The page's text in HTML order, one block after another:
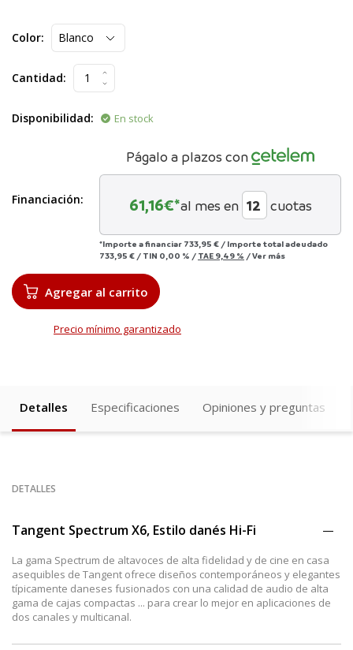
Color:
Cantidad:
Disponibilidad: En stock
Financiación:
Págalo a plazos con
61,16€*al mes en cuotas
*Importe a financiar 733,95 € / Importe total adeudado
733,95 € / TIN 0,00 % / TAE 9,49 % /Ver más
Agregar al carrito
Precio mínimo garantizado
Detalles Especificaciones Opiniones y preguntas
DETALLES
Tangent Spectrum X6, Estilo danés Hi-Fi
La gama Spectrum de altavoces de alta fidelidad y de cine en casa
asequibles de Tangent ofrece diseños contemporáneos y elegantes
típicamente daneses fusionados con una calidad de audio de alta
gama de cajas compactas ... para crear lo mejor en aplicaciones de
dos canales y multicanal.